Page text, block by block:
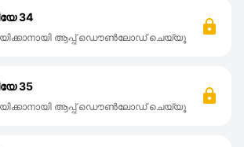
34
ആപ്പ് ഡൌൺലോഡ് ചെയ്യൂ
35
ആപ്പ് ഡൌൺലോഡ് ചെയ്യൂ